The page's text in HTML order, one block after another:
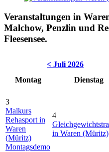
Veranstaltungen in
Malchow, Penzlin und
Fleesensee.
< Juli 2026
Montag
Dienstag
3
Malkurs
Rehasport in
Waren
(Müritz)
Montagsdemo
4
in Waren (Müritz)